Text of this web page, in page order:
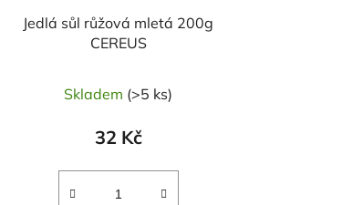
Jedlá sůl růžová mletá 200g
CEREUS
Skladem (>5 ks)
32 Kč